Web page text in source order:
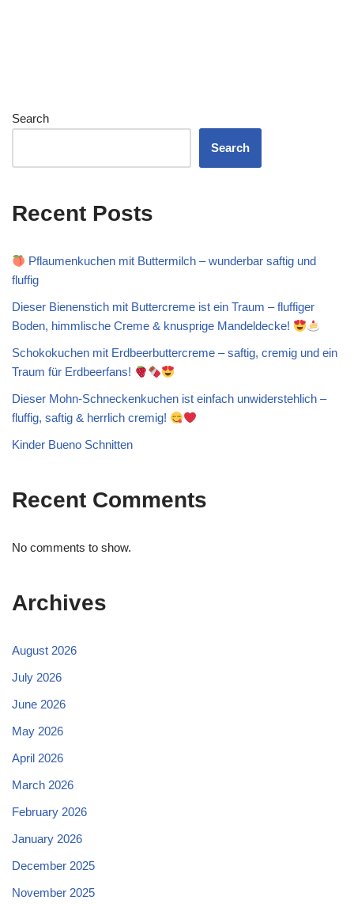
Search
Search
Recent Posts
Pflaumenkuchen mit Buttermilch – wunderbar saftig und
fluffig
Dieser Bienenstich mit Buttercreme ist ein Traum – fluffiger
Boden, himmlische Creme & knusprige Mandeldecke!
Schokokuchen mit Erdbeerbuttercreme – saftig, cremig und ein
Traum für Erdbeerfans!
Dieser Mohn-Schneckenkuchen ist einfach unwiderstehlich –
fluffig, saftig & herrlich cremig!
Kinder Bueno Schnitten
Recent Comments
No comments to show.
Archives
August 2026
July 2026
June 2026
May 2026
April 2026
March 2026
February 2026
January 2026
December 2025
November 2025